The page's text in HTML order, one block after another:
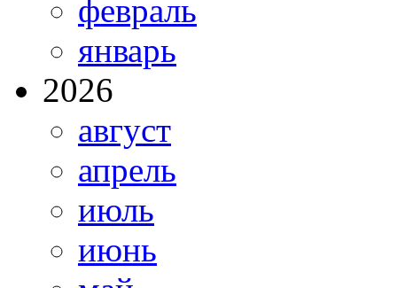
февраль
январь
2026
август
апрель
июль
июнь